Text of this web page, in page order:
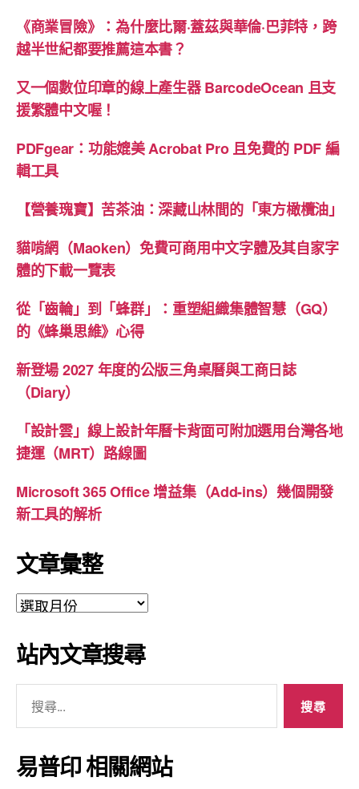
《商業冒險》：為什麼比爾·蓋茲與華倫·巴菲特，跨
越半世紀都要推薦這本書？
又一個數位印章的線上產生器 BarcodeOcean 且支
援繁體中文喔！
PDFgear：功能媲美 Acrobat Pro 且免費的 PDF 編
輯工具
【營養瑰寶】苦茶油：深藏山林間的「東方橄欖油」
貓啃網（Maoken）免費可商用中文字體及其自家字
體的下載一覽表
從「齒輪」到「蜂群」：重塑組織集體智慧（GQ）
的《蜂巢思維》心得
新登場 2027 年度的公版三角桌曆與工商日誌
（Diary）
「設計雲」線上設計年曆卡背面可附加選用台灣各地
捷運（MRT）路線圖
Microsoft 365 Office 增益集（Add-ins）幾個開發
新工具的解析
文章彙整
文
彙
整
站內文章搜尋
鍵
字:
易普印 相關網站